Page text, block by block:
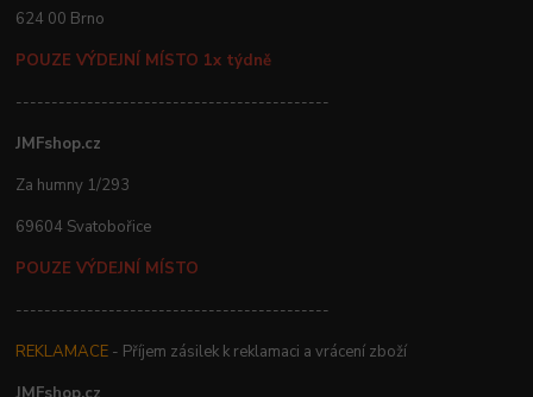
624 00 Brno
POUZE VÝDEJNÍ MÍSTO 1x týdně
--------------------------------------------
JMFshop.cz
Za humny 1/293
69604 Svatobořice
POUZE VÝDEJNÍ MÍSTO
--------------------------------------------
REKLAMACE - Příjem zásilek k reklamaci a vrácení zboží